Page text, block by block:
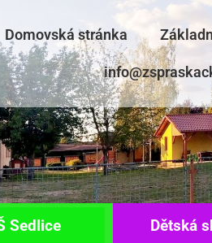
Domovská stránka
Sedlice Dětská